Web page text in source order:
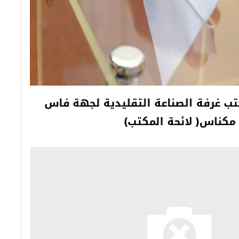
غرفة الصناعة التقليدية لجهة فاس
مكناس( لائحة المكتب)